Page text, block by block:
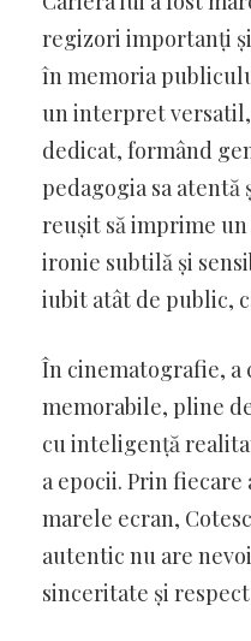
regizori importanți
în memoria
un interpret
dedicat, formând
pedagogia sa atentă
reușit să imprime
ironie subtilă și
iubit atât de public,
În cinematografie, a
memorabile, pline
cu inteligență
a epocii. Prin fiecare
marele ecran,
autentic nu are
sinceritate și